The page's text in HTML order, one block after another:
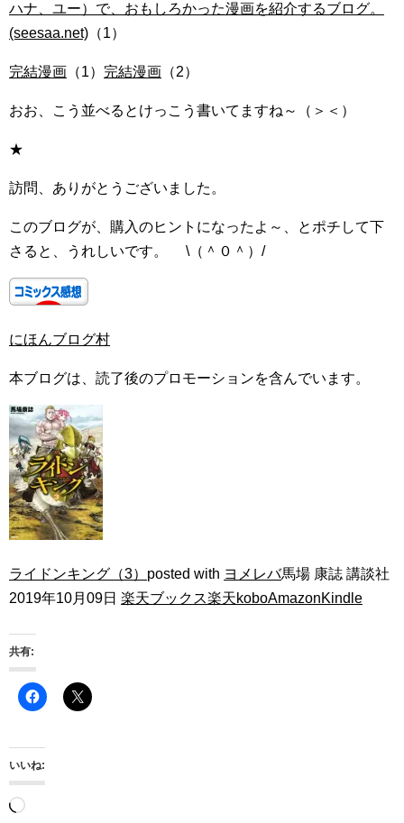
ハナ、ユー）で、おもしろかった漫画を紹介するブログ。
(seesaa.net) （1）
完結漫画 （1） 完結漫画 （2）
おお、こう並べるとけっこう書いてますね～（＞＜）
★
訪問、ありがとうございました。
このブログが、購入のヒントになったよ～、とポチして下
さると、うれしいです。 \（＾０＾）/
にほんブログ村
本ブログは、読了後のプロモーションを含んでいます。
ライドンキング（3） posted with ヨメレバ馬場 康誌 講談社
2019年10月09日 楽天ブックス楽天koboAmazonKindle
共有:
いいね:
読